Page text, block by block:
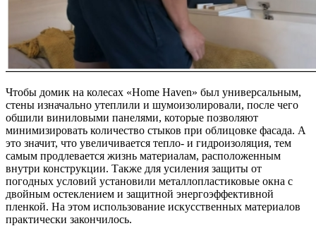
Чтобы домик на колесах «Home Haven» был универсальным,
стены изначально утеплили и шумоизолировали, после чего
обшили виниловыми панелями, которые позволяют
минимизировать количество стыков при облицовке фасада. А
это значит, что увеличивается тепло- и гидроизоляция, тем
самым продлевается жизнь материалам, расположенным
внутри конструкции. Также для усиления защиты от
погодных условий установили металлопластиковые окна с
двойным остеклением и защитной энергоэффективной
пленкой. На этом использование искусственных материалов
практически закончилось.